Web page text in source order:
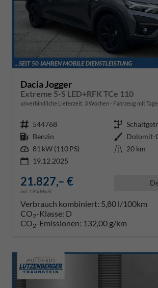
Dacia Jogger
Extreme 5-S LED+RFK TCe 110
unverbindliche Lieferzeit: 3 Wochen Fahrzeug mit
Fahrzeugnr. 544768 Getriebe
Kraftstoff Benzin Außenfarbe Dolomit-
Leistung 81 kW (110 PS) Kilometerstand 20 km
19.12.2025
21.827,– €
incl. 19% MwSt.
Verbrauch kombiniert: 5,80 l/100km
CO2-Klasse: D
CO2-Emissionen: 132,00 g/km